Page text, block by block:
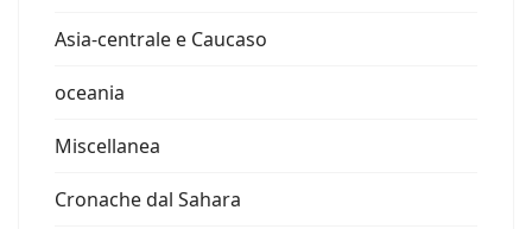
Asia-centrale e Caucaso
oceania
Miscellanea
Cronache dal Sahara